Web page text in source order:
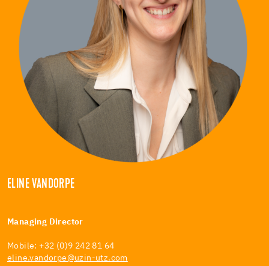
ELINE VANDORPE
Managing Director
Mobile: +32 (0)9 242 81 64
eline.vandorpe@uzin-utz.com